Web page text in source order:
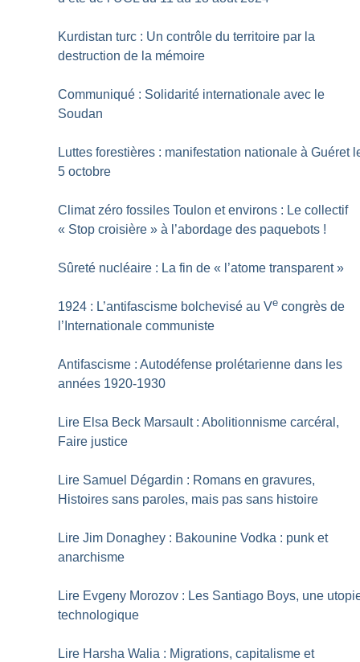
Kurdistan turc : Un contrôle du territoire par la
destruction de la mémoire
Communiqué : Solidarité internationale avec le
Soudan
Luttes forestières : manifestation nationale à Guéret
5 octobre
Climat zéro fossiles Toulon et environs : Le collectif
« Stop croisière » à l’abordage des paquebots !
Sûreté nucléaire : La fin de « l’atome transparent »
1924 : L’antifascisme bolchevisé au Ve congrès de
l’Internationale communiste
Antifascisme : Autodéfense prolétarienne dans les
années 1920-1930
Lire Elsa Beck Marsault : Abolitionnisme carcéral,
Faire justice
Lire Samuel Dégardin : Romans en gravures,
Histoires sans paroles, mais pas sans histoire
Lire Jim Donaghey : Bakounine Vodka : punk et
anarchisme
Lire Evgeny Morozov : Les Santiago Boys, une
technologique
Lire Harsha Walia : Migrations, capitalisme et